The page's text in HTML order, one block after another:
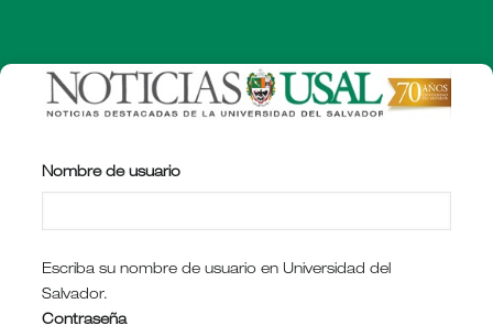
contenido
principal
Nombre de usuario
Escriba su nombre de usuario en Universidad del
Salvador.
Contraseña